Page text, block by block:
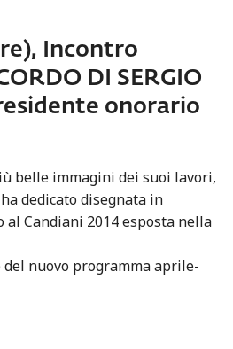
Incontro
DI SERGIO
onorario
belle immagini dei suoi lavori,
dedicato disegnata in
al Candiani 2014 esposta nella
nuovo programma aprile-